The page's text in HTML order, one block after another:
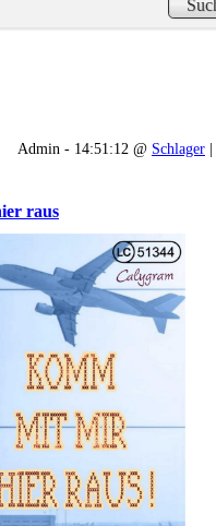
Admin - 14:51:12 @ Schlager |
raus